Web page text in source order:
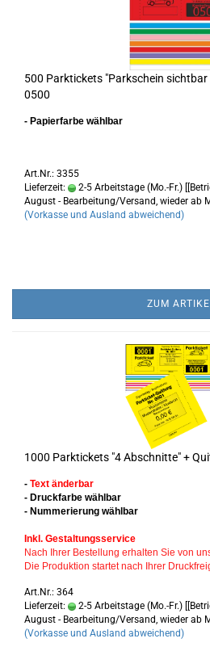
500 Parktickets "Parkschein
0500
- Papierfarbe wählbar
Art.Nr.: 3355
Lieferzeit:
2-5 Arbeitstage (Mo.-Fr.)
August - Bearbeitung/Versand, wieder ab
(Vorkasse und Ausland abweichend)
ZUM
1000 Parktickets "4 Abschnitte" +
- Text änderbar
- Druckfarbe wählbar
- Nummerierung wählbar
Inkl. Gestaltungsservice
Nach Ihrer Bestellung erhalten Sie von
Die Produktion startet nach Ihrer
Art.Nr.: 364
Lieferzeit:
2-5 Arbeitstage (Mo.-Fr.)
August - Bearbeitung/Versand, wieder ab
(Vorkasse und Ausland abweichend)